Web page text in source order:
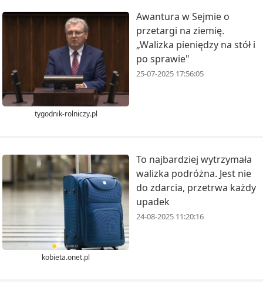
tygodnik-rolniczy.pl
Awantura w Sejmie o
przetargi na ziemię.
„Walizka pieniędzy na stół i
po sprawie"
25-07-2025 17:56:05
kobieta.onet.pl
To najbardziej wytrzymała
walizka podróżna. Jest nie
do zdarcia, przetrwa każdy
upadek
24-08-2025 11:20:16